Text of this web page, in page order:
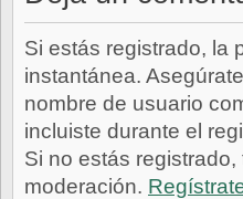
Si estás registrado, la
instantánea.
nombre de usuario
incluiste durante el
Si no estás
moderación.